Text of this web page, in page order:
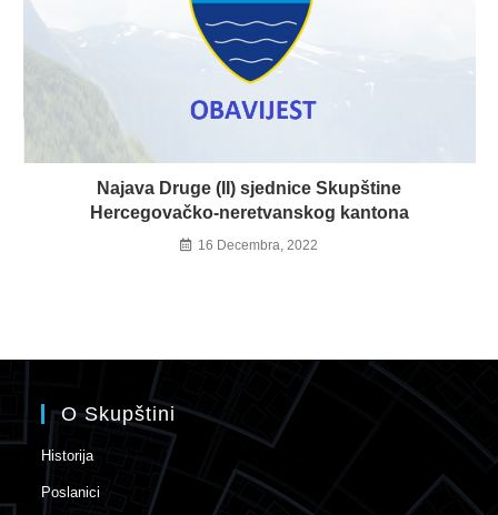
Najava Druge (II) sjednice Skupštine
Hercegovačko-neretvanskog kantona
16 Decembra, 2022
O Skupštini
Historija
Poslanici